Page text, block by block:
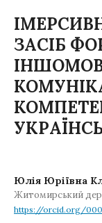
ЗАСІБ
Юлія Юріївна
Житомирський
https://orcid.org/